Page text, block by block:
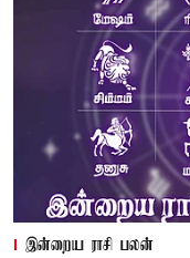
இன்றைய ராசி பலன்